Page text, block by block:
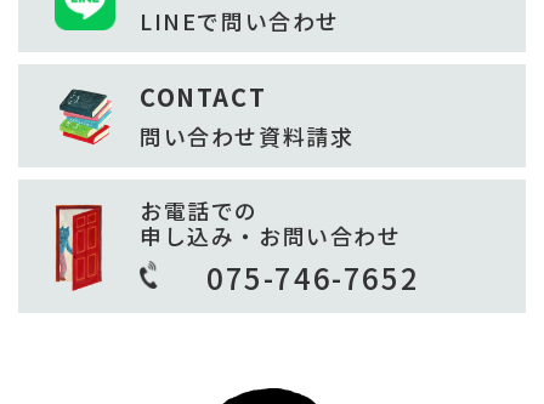
LINEで問い合わせ
CONTACT
問い合わせ資料請求
お電話での
申し込み・お問い合わせ
075-746-7652